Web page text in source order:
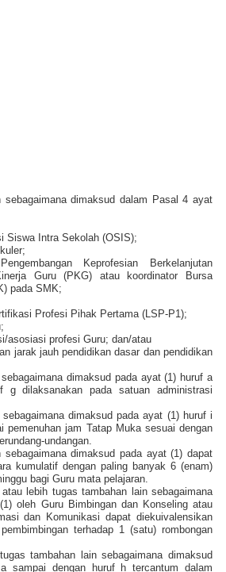
sebagaimana dimaksud dalam Pasal 4 ayat
Siswa Intra Sekolah (OSIS);
Keprofesian Berkelanjutan
Guru (PKG) atau koordinator Bursa
pada SMK;
Profesi Pihak Pertama (LSP-P1);
asosiasi profesi Guru; dan/atau
jarak jauh pendidikan dasar dan pendidikan
dimaksud pada ayat (1) huruf a
g dilaksanakan pada satuan administrasi
dimaksud pada ayat (1) huruf i
pemenuhan jam Tatap Muka sesuai dengan
undangan.
sebagaimana dimaksud pada ayat (1) dapat
kumulatif dengan paling banyak 6 (enam)
bagi Guru mata pelajaran.
lebih tugas tambahan lain sebagaimana
oleh Guru Bimbingan dan Konseling atau
dan Komunikasi dapat diekuivalensikan
terhadap 1 (satu) rombongan
tambahan lain sebagaimana dimaksud
sampai dengan huruf h tercantum dalam